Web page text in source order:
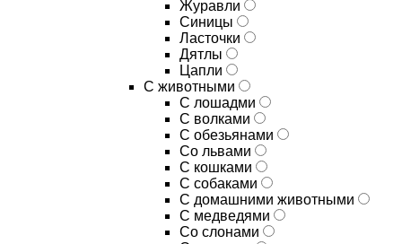
Журавли
Синицы
Ласточки
Дятлы
Цапли
С животными
С лошадми
С волками
С обезьянами
Со львами
С кошками
С собаками
С домашними животными
С медведями
Со слонами